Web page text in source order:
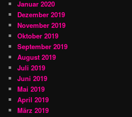
Januar 2020
Dezember 2019
November 2019
Oktober 2019
September 2019
August 2019
Juli 2019
Juni 2019
Mai 2019
April 2019
März 2019